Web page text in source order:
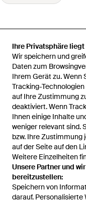
Ihre Privatsphäre liegt
Wir speichern und
Daten zum
Ihrem Gerät zu. Wenn
Tracking-
auf Ihre Zustimmung
deaktiviert. Wenn
Ihnen einige Inhalte
weniger relevant sind.
bzw. Ihre Zustimmung
auf der Seite auf den
Weitere Einzelheiten
Unsere Partner und
bereitzustellen:
Speichern von
darauf. Personalisierte
Startseite Herren
Stilvolle Pullover Kollektion
Hilfe und